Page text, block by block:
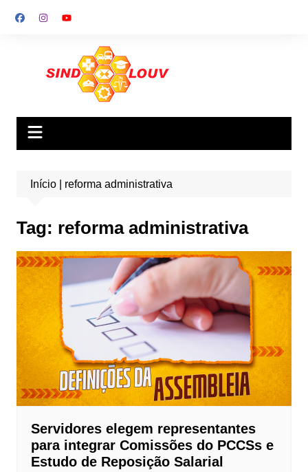
para
Início| reforma administrativa
Tag: reforma administrativa
Servidores elegem representantes
para integrar Comissões do PCCSs e
Estudo de Reposição Salarial